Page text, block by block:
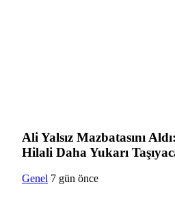
Ali Yalsız Mazbatasını
Hilali Daha Yukarı
Genel 7 gün önce